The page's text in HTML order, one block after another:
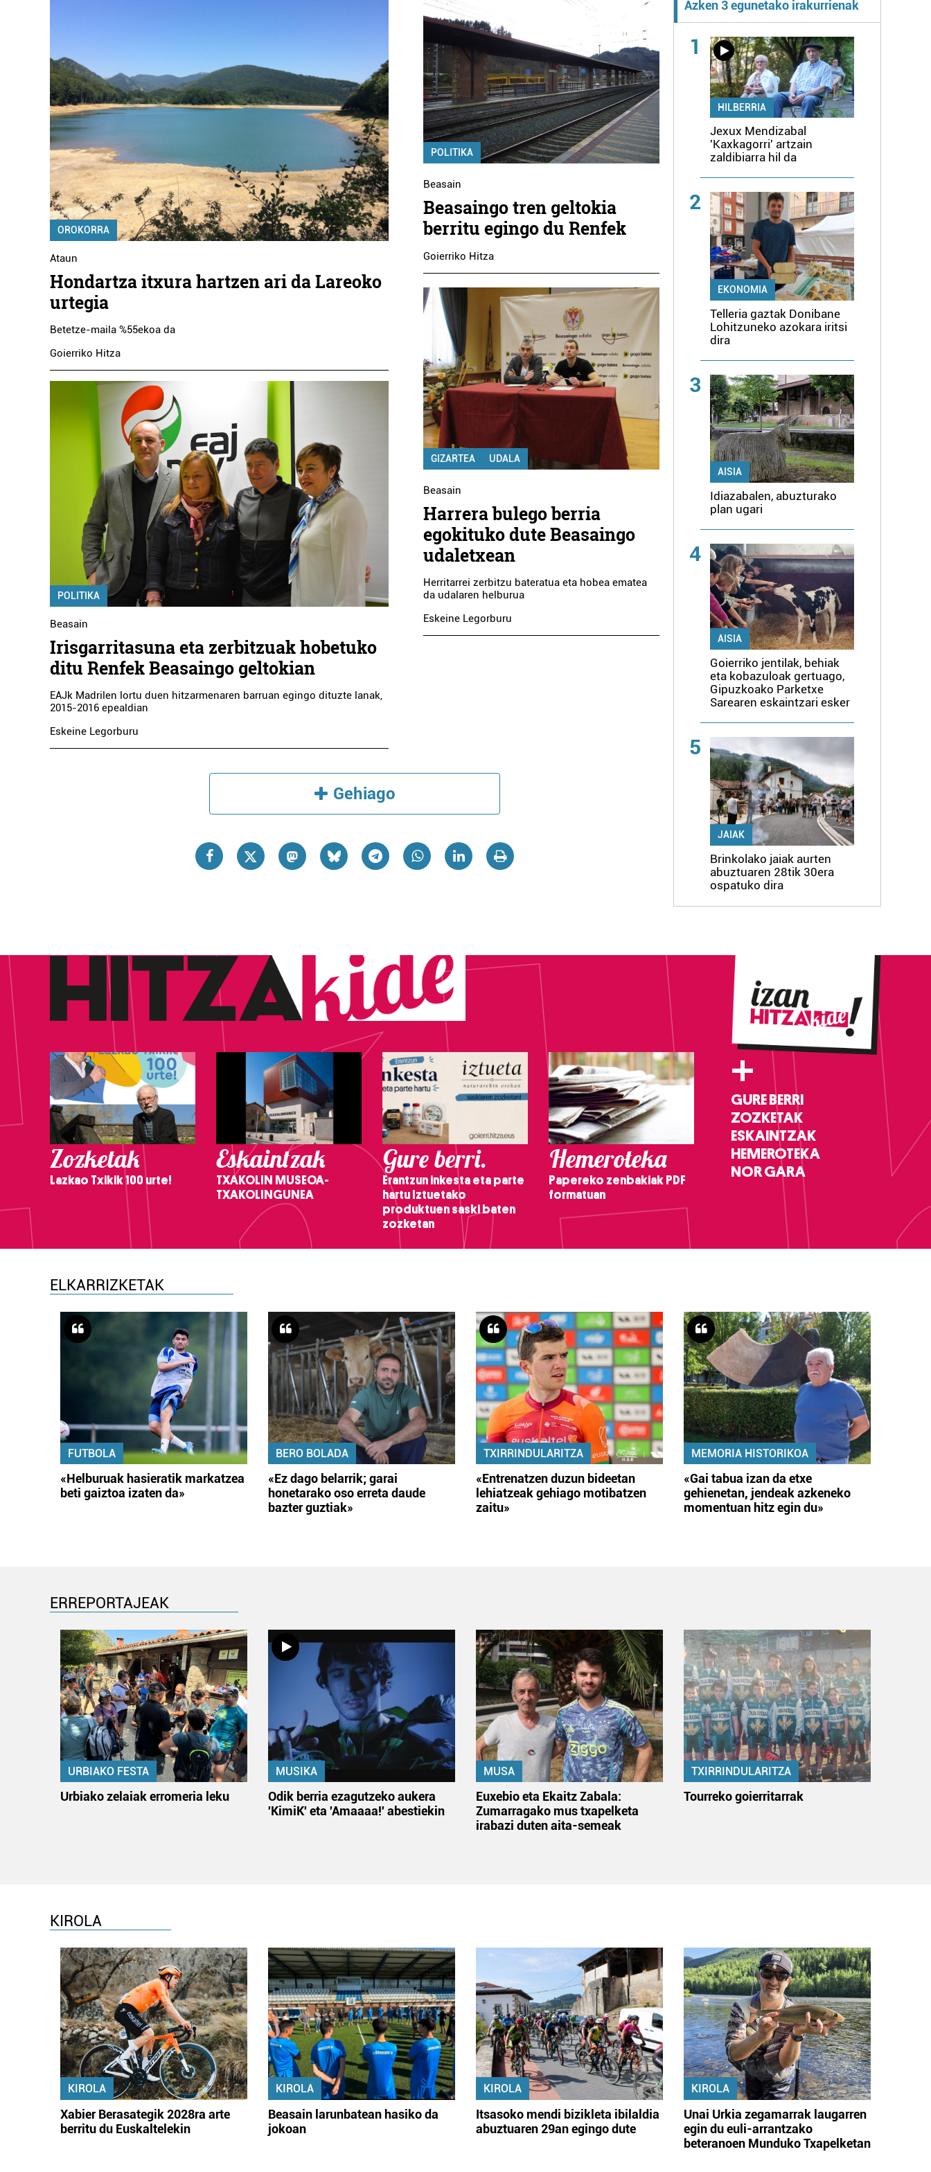
OROKORRA
Ataun
Hondartza itxura hartzen ari da Lareoko
urtegia
Betetze-maila %55ekoa da
Goierriko Hitza
POLITIKA
Beasain
Irisgarritasuna eta zerbitzuak hobetuko
ditu Renfek Beasaingo geltokian
EAJk Madrilen lortu duen hitzarmenaren barruan egingo dituzte lanak,
2015-2016 epealdian
Eskeine Legorburu
POLITIKA
Beasain
Beasaingo tren geltokia
berritu egingo du Renfek
Goierriko Hitza
GIZARTEA UDALA
Beasain
Harrera bulego berria
egokituko dute Beasaingo
udaletxean
Herritarrei zerbitzu bateratua eta hobea ematea
da udalaren helburua
Eskeine Legorburu
Gehiago
Azken 3 egunetako irakurrienak
1
HILBERRIA
Jexux Mendizabal
'Kaxkagorri' artzain
zaldibiarra hil da
2
EKONOMIA
Telleria gaztak Donibane
Lohitzuneko azokara iritsi
dira
3
AISIA
Idiazabalen, abuzturako
plan ugari
4
AISIA
Goierriko jentilak, behiak
eta kobazuloak gertuago,
Gipuzkoako Parketxe
Sarearen eskaintzari esker
5
JAIAK
Brinkolako jaiak aurten
abuztuaren 28tik 30era
ospatuko dira
Zozketak
Lazkao Txikik 100 urte!
Eskaintzak
TXAKOLIN MUSEOA-
TXAKOLINGUNEA
Gure berri.
Erantzun inkesta eta parte
hartu Iztuetako
produktuen saski baten
zozketan
Hemeroteka
Papereko zenbakiak PDF
formatuan
+
GURE BERRI
ZOZKETAK
ESKAINTZAK
HEMEROTEKA
NOR GARA
ELKARRIZKETAK
FUTBOLA
«Helburuak hasieratik markatzea
beti gaiztoa izaten da»
BERO BOLADA
«Ez dago belarrik; garai
honetarako oso erreta daude
bazter guztiak»
TXIRRINDULARITZA
«Entrenatzen duzun bideetan
lehiatzeak gehiago motibatzen
zaitu»
MEMORIA HISTORIKOA
«Gai tabua izan da etxe
gehienetan, jendeak azkeneko
momentuan hitz egin du»
ERREPORTAJEAK
URBIAKO FESTA
Urbiako zelaiak erromeria leku
MUSIKA
Odik berria ezagutzeko aukera
'KimiK' eta 'Amaaaa!' abestiekin
MUSA
Euxebio eta Ekaitz Zabala:
Zumarragako mus txapelketa
irabazi duten aita-semeak
TXIRRINDULARITZA
Tourreko goierritarrak
KIROLA
KIROLA
Xabier Berasategik 2028ra arte
berritu du Euskaltelekin
KIROLA
Beasain larunbatean hasiko da
jokoan
KIROLA
Itsasoko mendi bizikleta ibilaldia
abuztuaren 29an egingo dute
KIROLA
Unai Urkia zegamarrak laugarren
egin du euli-arrantzako
beteranoen Munduko Txapelketan